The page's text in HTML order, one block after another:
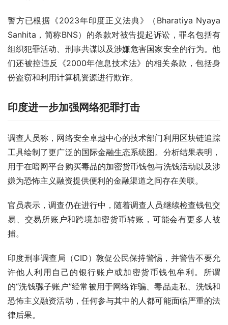
警方已根据《2023年印度正义法典》（Bharatiya Nyaya
Sanhita，简称BNS）的条款对被告提起诉讼，罪名包括有
组织犯罪活动、刑事共谋以及涉嫌危害国家安全的行为。他
们还被控违反《2000年信息技术法》的相关条款，包括身
份盗窃和利用计算机资源进行欺诈。
印度进一步加强网络犯罪打击
调查人员称，网络安全卓越中心的技术部门利用区块链追踪
工具绘制了更广泛的国际金融生态系统图。分析结果表明，
用于在暗网平台购买毒品的加密货币钱包与洗钱活动以及涉
嫌为恐怖主义融资提供便利的金融渠道之间存在关联。
官员表示，调查仍在进行中，随着调查人员继续检查钱包交
易、交易所账户和跨境加密货币转账，可能会有更多人被
捕。
印度刑事调查局（CID）敦促公民保持警惕，并警告不要允
许他人利用自己的银行账户或加密货币钱包牟利。所谓
的“洗钱骡子账户”经常被用于网络诈骗、毒品走私、洗钱和
恐怖主义融资活动，任何参与其中的人都可能面临严重的法
律后果。